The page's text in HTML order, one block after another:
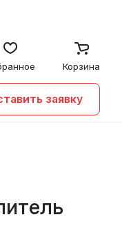
Корзина
заявку